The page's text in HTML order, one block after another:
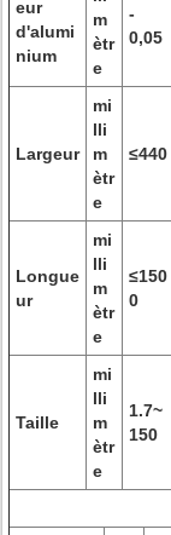
eur
d'alumi
nium
m
ètr
e
-
0,05
Largeur
mi
lli
m
ètr
e
≤440
Longue
ur
mi
lli
m
ètr
e
≤150
0
Taille
mi
lli
m
ètr
e
1.7~
150